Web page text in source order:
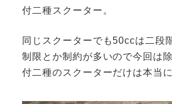
付二種スクーター。
同じスクーターでも50ccは二段
制限とか制約が多いので今回は
付二種のスクーターだけは本当